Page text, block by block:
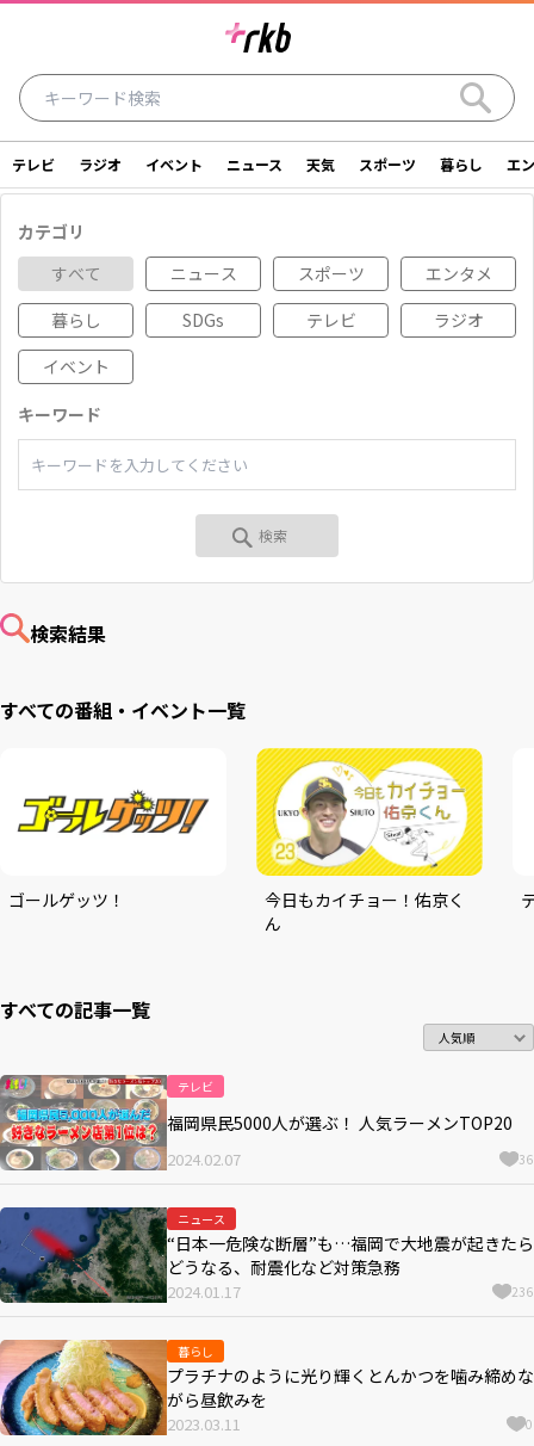
テレビ ラジオ イベント ニュース
天気 スポーツ 暮らし エンタメ
SDGs アナウンサー ライター シリーズ
ご意見・お問い合わせ
関連会社
テレビ ラジオ イベント ニュース 天気 スポーツ 暮らし エ
カテゴリ
すべて
ニュース スポーツ
エンタメ
暮らし
SDGs テレビ
ラジオ
イベント
キーワード
検索結果
すべての番組・イベント一覧
ゴールゲッツ！
今日もカイチョー！佑京く
ん
すべての記事一覧
テレビ
福岡県民5000人が選ぶ！ 人気ラーメンTOP20
2024.02.07 36
ニュース
“日本一危険な断層”も…福岡で大地震が起きたら
どうなる、耐震化など対策急務
2024.01.17 236
暮らし
プラチナのように光り輝くとんかつを噛み締めな
がら昼飲みを
2023.03.11 0